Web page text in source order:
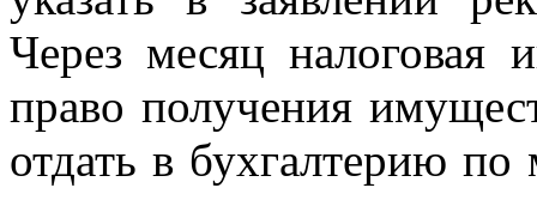
Через месяц налоговая
право получения
отдать в бухгалтерию